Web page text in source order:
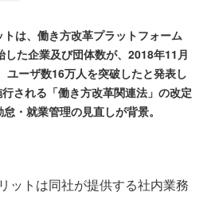
は、働き方改革プラットフォーム
した企業及び団体数が、2018年11月
ユーザ数16万人を突破したと発表し
される「働き方改革関連法」の改定
・就業管理の見直しが背景。
ットは同社が提供する社内業務